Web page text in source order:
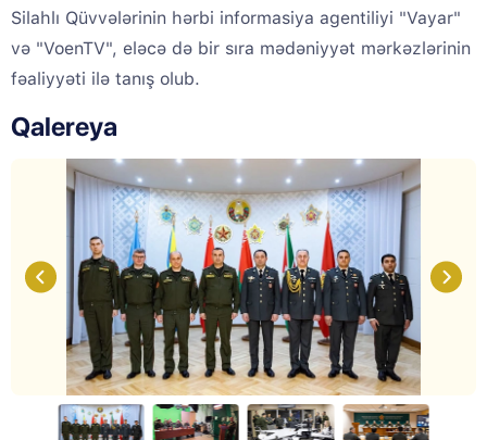
Silahlı Qüvvələrinin hərbi informasiya agentiliyi "Vayar"
və "VoenTV", eləcə də bir sıra mədəniyyət mərkəzlərinin
fəaliyyəti ilə tanış olub.
Qalereya